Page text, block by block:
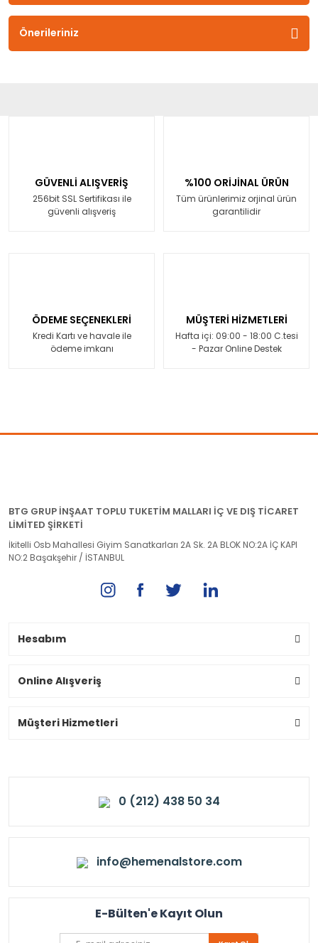
Önerileriniz
GÜVENLİ ALIŞVERİŞ
256bit SSL Sertifikası ile
güvenli alışveriş
%100 ORİJİNAL ÜRÜN
Tüm ürünlerimiz orjinal ürün
garantilidir
ÖDEME SEÇENEKLERİ
Kredi Kartı ve havale ile
ödeme imkanı
MÜŞTERİ HİZMETLERİ
Hafta içi: 09:00 - 18:00 C.tesi
- Pazar Online Destek
BTG GRUP İNŞAAT TOPLU TUKETİM MALLARI İÇ VE DIŞ TİCARET
LİMİTED ŞİRKETİ
İkitelli Osb Mahallesi Giyim Sanatkarları 2A Sk. 2A BLOK NO:2A İÇ KAPI
NO:2 Başakşehir / İSTANBUL
Hesabım
Online Alışveriş
Müşteri Hizmetleri
0 (212) 438 50 34
info@hemenalstore.com
E-Bülten'e Kayıt Olun